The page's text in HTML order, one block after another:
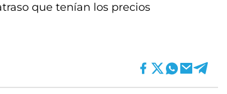
que tenían los precios